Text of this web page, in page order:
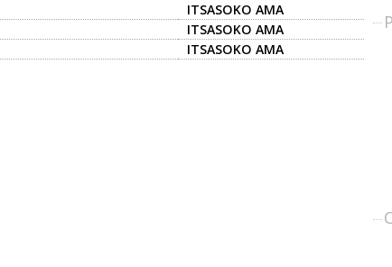
ITSASOKO AMA
ITSASOKO AMA
ITSASOKO AMA